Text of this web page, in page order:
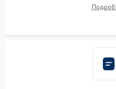
электронным весам. Контроль